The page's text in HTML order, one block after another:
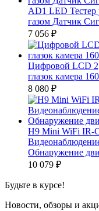
AD1 LED Тестер
газом Датчик
7 056 ₽
Цифровой LCD
глазок камера
8 080 ₽
H9 Mini WiFi IR-
Обнаружение
10 079 ₽
Будьте в курсе!
Новости, обзоры и